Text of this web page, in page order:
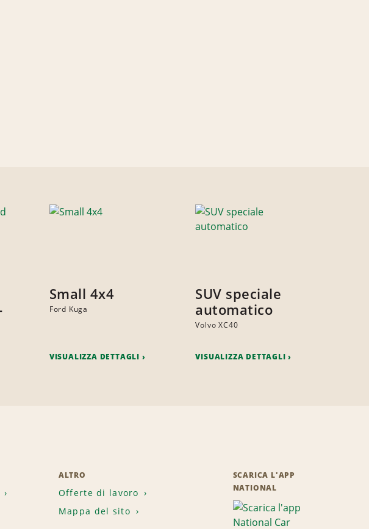
Small 4x4
Ford Kuga
VISUALIZZA DETTAGLI
SUV speciale
automatico
Volvo XC40
VISUALIZZA DETTAGLI
ALTRO
Offerte di lavoro
Mappa del sito
SCARICA L'APP
NATIONAL